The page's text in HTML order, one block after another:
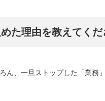
た理由を教えてくだ
ん、一旦ストップした「業務